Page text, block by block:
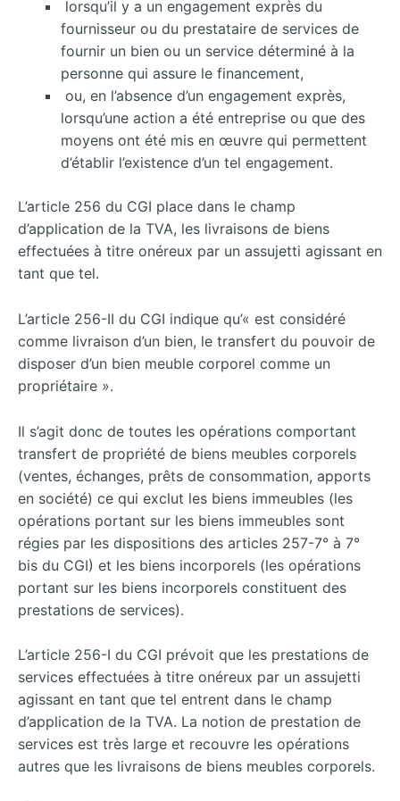
lorsqu’il y a un engagement exprès du
fournisseur ou du prestataire de services de
fournir un bien ou un service déterminé à la
personne qui assure le financement,
ou, en l’absence d’un engagement exprès,
lorsqu’une action a été entreprise ou que des
moyens ont été mis en œuvre qui permettent
d’établir l’existence d’un tel engagement.
L’article 256 du CGI place dans le champ
d’application de la TVA, les livraisons de biens
effectuées à titre onéreux par un assujetti agissant en
tant que tel.
L’article 256-II du CGI indique qu’« est considéré
comme livraison d’un bien, le transfert du pouvoir de
disposer d’un bien meuble corporel comme un
propriétaire ».
Il s’agit donc de toutes les opérations comportant
transfert de propriété de biens meubles corporels
(ventes, échanges, prêts de consommation, apports
en société) ce qui exclut les biens immeubles (les
opérations portant sur les biens immeubles sont
régies par les dispositions des articles 257-7° à 7°
bis du CGI) et les biens incorporels (les opérations
portant sur les biens incorporels constituent des
prestations de services).
L’article 256-I du CGI prévoit que les prestations de
services effectuées à titre onéreux par un assujetti
agissant en tant que tel entrent dans le champ
d’application de la TVA. La notion de prestation de
services est très large et recouvre les opérations
autres que les livraisons de biens meubles corporels.